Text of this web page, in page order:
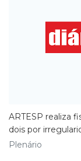
ARTESP realiza
dois por
Plenário